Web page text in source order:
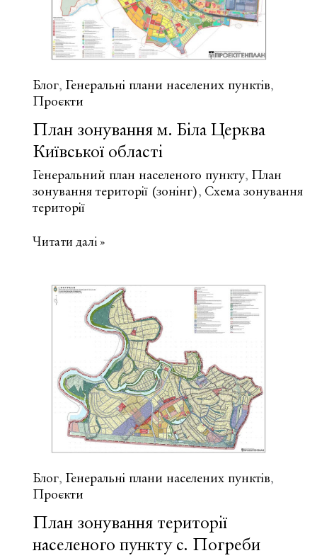
Блог, Генеральні плани населених пунктів,
Проєкти
План зонування м. Біла Церква
Київської області
Генеральний план населеного пункту, План
зонування території (зонінг), Схема зонування
території
План
Біла
Церква
Читати далі »
Блог, Генеральні плани населених пунктів,
Проєкти
План зонування території
населеного пункту с. Погреби